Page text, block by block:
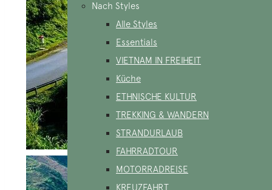
Nach Styles
Alle Styles
Essentials
VIETNAM IN FREIHEIT
Küche
ETHNISCHE KULTUR
TREKKING & WANDERN
STRANDURLAUB
FAHRRADTOUR
MOTORRADREISE
KREUZFAHRT